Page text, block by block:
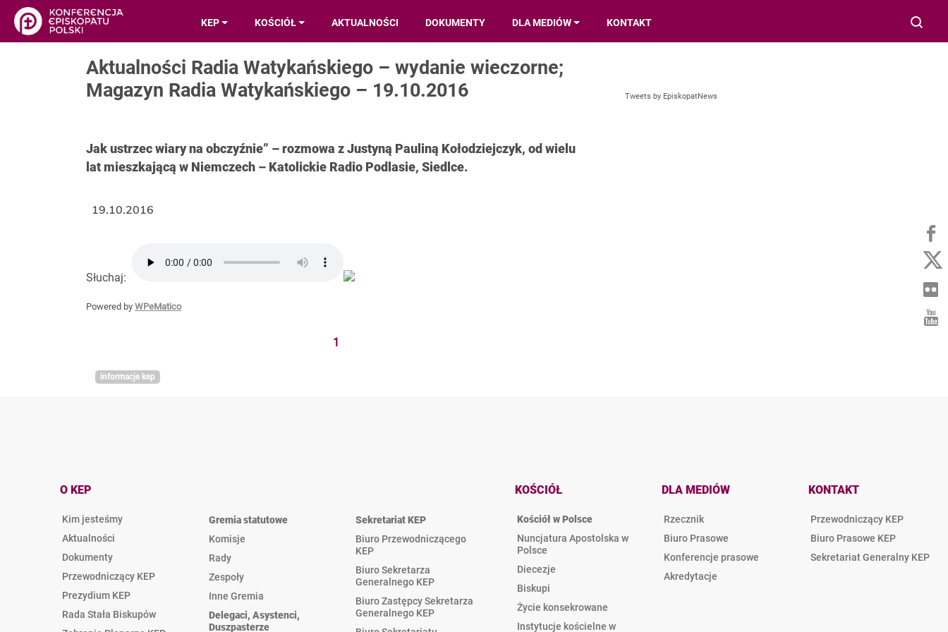
KEP KOŚCIÓŁ AKTUALNOŚCI DOKUMENTY DLA MEDIÓW KONTAKT
Aktualności Radia Watykańskiego – wydanie wieczorne;
Magazyn Radia Watykańskiego – 19.10.2016
Jak ustrzec wiary na obczyźnie” – rozmowa z Justyną Pauliną Kołodziejczyk, od wielu
lat mieszkającą w Niemczech – Katolickie Radio Podlasie, Siedlce.
Słuchaj:
Powered by WPeMatico
1
19.10.2016
informacje kep
Tweets by EpiskopatNews
O KEP
Kim jesteśmy
Aktualności
Dokumenty
Przewodniczący KEP
Prezydium KEP
Rada Stała Biskupów
Gremia statutowe
Komisje
Rady
Zespoły
Inne Gremia
Delegaci, Asystenci,
Duszpasterze
Sekretariat KEP
Biuro Przewodniczącego
KEP
Biuro Sekretarza
Generalnego KEP
Biuro Zastępcy Sekretarza
Generalnego KEP
KOŚCIÓŁ
Kościół w Polsce
Nuncjatura Apostolska w
Polsce
Diecezje
Biskupi
Życie konsekrowane
Instytucje kościelne w
DLA MEDIÓW
Rzecznik
Biuro Prasowe
Konferencje prasowe
Akredytacje
KONTAKT
Przewodniczący KEP
Biuro Prasowe KEP
Sekretariat Generalny KEP